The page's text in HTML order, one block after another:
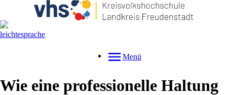
Menü
Wie eine professionelle Haltung